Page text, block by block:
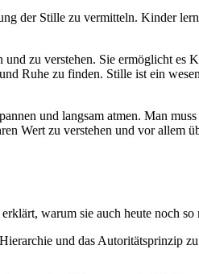
der Stille zu vermitteln. Kinder
zu verstehen. Sie ermöglicht es
Ruhe zu finden. Stille ist ein
und langsam atmen. Man
Wert zu verstehen und vor allem
warum sie auch heute noch
und das Autoritätsprinzip